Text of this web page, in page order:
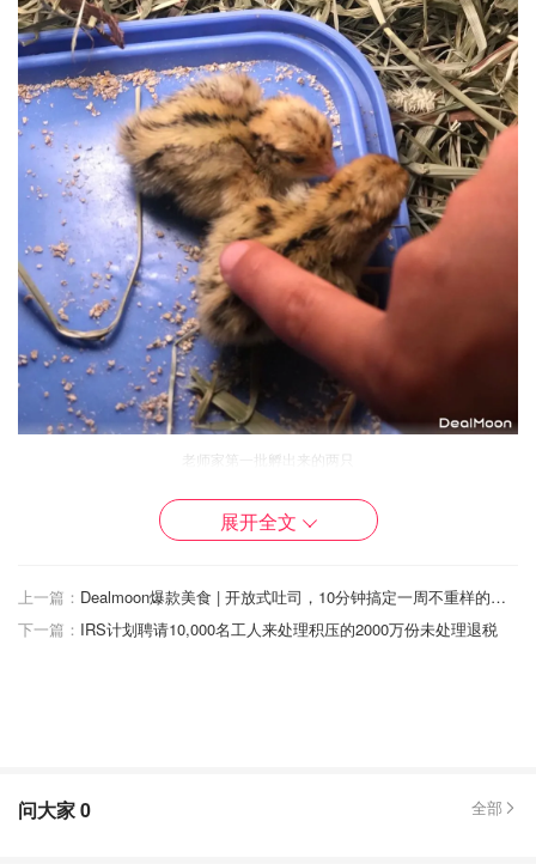
老师家第一批孵出来的两只
期间我们去旅游，老师还特意跟孩子们保证一定会留两只给
他们，不用担心😄！老师这是有多了解孩子们！
我们回来后的第一堂🎹课，老师就带着孩子们一起去楼下挑
选小鹌鹑，还贴心的配了盒子垫了草和附带一包饲料，它们
展开全文
上一篇：
Dealmoon爆款美食 | 开放式吐司，10分钟搞定一周不重样的高颜值早餐！
下一篇： IRS计划聘请10,000名工人来处理积压的2000万份未处理退税
问大家0 全部